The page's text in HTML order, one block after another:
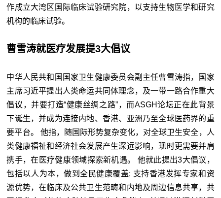
作成立大湾区国际临床试验研究院，以支持生物医学和研究
机构的临床试验。
曹雪涛就医疗发展提3大倡议
中华人民共和国国家卫生健康委员会副主任曹雪涛指，国家
主席习近平提出人类命运共同体理念，及一带一路合作重大
倡议，并要打造“健康丝绸之路”，而ASGH论坛正在此背景
下诞生，并成为连接内地、香港、亚洲乃至全球医药界的重
要平台。 他指，随国际形势复杂变化，对全球卫生安全，人
类健康福祉和经济社会发展产生深远影响，现时更需要并肩
携手，在医疗健康领域探索新机遇。 他就此提出3大倡议，
包括以人为本，做到全民健康覆盖; 支持香港发挥专家和资
源优势，在临床及公共卫生范畴和内地及周边信息共享，共